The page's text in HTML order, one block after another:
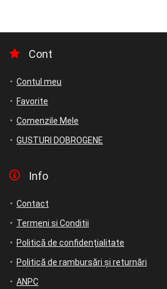
Cont
Contul meu
Favorite
Comenzile Mele
GUSTURI DOBROGENE
Info
Contact
Termeni si Conditii
Politică de confidențialitate
Politică de rambursări și returnări
ANPC